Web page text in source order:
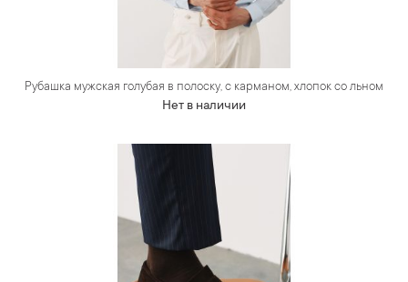
Рубашка мужская голубая в полоску, с карманом, хлопок со льном
Нет в наличии